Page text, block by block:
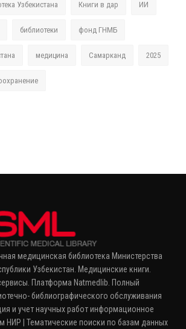
Узбекистана Книги в дар ИИ
библиотеки фонд ГНМБ
медицина Самарканд 2025
медицинская библиотека Министерства
Узбекистан. Медицинские книги.
Платформа Natmedlib. Полный
библиографического обслуживания
и учет научных работ информационное
НИР | Тематические поиски по базам данных